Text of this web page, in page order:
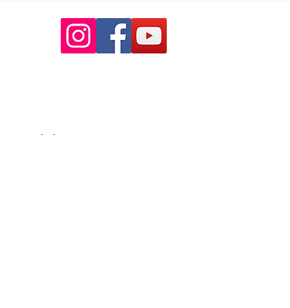
Av. de la Riante Borie,